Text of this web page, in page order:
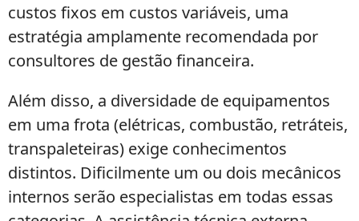
custos fixos em custos variáveis, uma
estratégia amplamente recomendada por
consultores de gestão financeira.
Além disso, a diversidade de equipamentos
em uma frota (elétricas, combustão, retráteis,
transpaleteiras) exige conhecimentos
distintos. Dificilmente um ou dois mecânicos
internos serão especialistas em todas essas